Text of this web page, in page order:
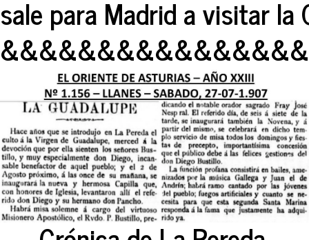
sale para Madrid a visitar la